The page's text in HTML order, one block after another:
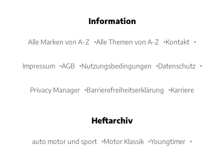
Information
Alle Marken von A-Z Alle Themen von A-Z Kontakt
Impressum AGB Nutzungsbedingungen Datenschutz
Privacy Manager Barrierefreiheitserklärung Karriere
Heftarchiv
auto motor und sport Motor Klassik Youngtimer